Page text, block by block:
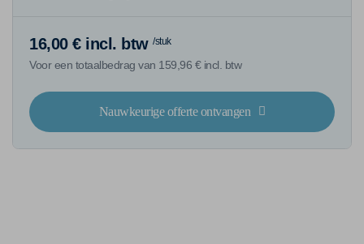
16,00 € incl. btw /stuk
Voor een totaalbedrag van 159,96 € incl. btw
Nauwkeurige offerte ontvangen